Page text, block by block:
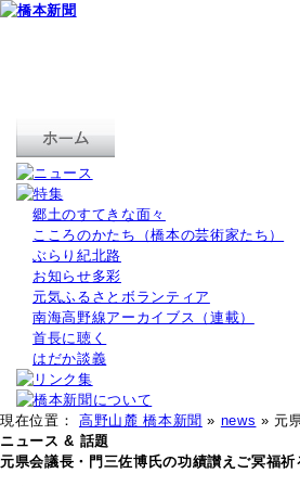
郷土のすてきな面々
こころのかたち（橋本の芸術家たち）
ぶらり紀北路
お知らせ多彩
元気ふるさとボランティア
南海高野線アーカイブス（連載）
首長に聴く
はだか談義
現在位置： 高野山麓 橋本新聞 » news » 元
ニュース & 話題
元県会議長・門三佐博氏の功績讃えご冥福